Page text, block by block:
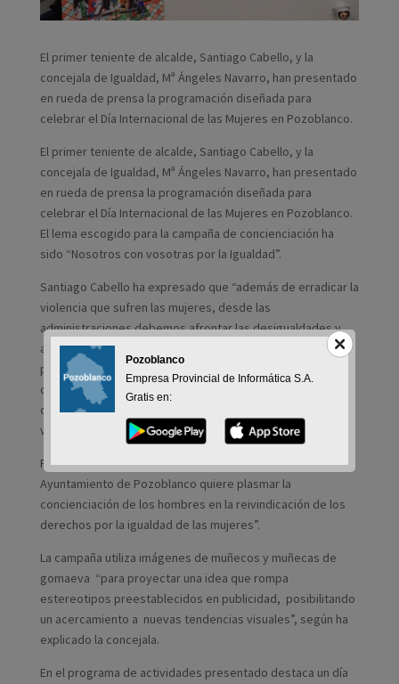
El primer teniente de alcalde, Santiago Cabello, y la
concejala de Igualdad, Mª Ángeles Navarro, han presentado
en rueda de prensa la programación diseñada para
celebrar el Día Internacional de las Mujeres en Pozoblanco.
El primer teniente de alcalde, Santiago Cabello, y la
concejala de Igualdad, Mª Ángeles Navarro, han presentado
en rueda de prensa la programación diseñada para
celebrar el Día Internacional de las Mujeres en Pozoblanco.
El lema escogido para la campaña de concienciación ha
sido “Nosotros con vosotras por la Igualdad”.
Santiago Cabello ha expresado que “además de erradicar la
violencia que sufren las mujeres, desde las
administraciones debemos afrontar las desigualdades y
apoyar la conciliación y corresponsabilidad de la vida
personal, familiar y laboral”. Cabello también ha querido
destacar el papel de la mujer, “esencial para el desarrollo
de la región y del país. Tenemos mujeres emprendedoras,
valientes y con ganas de crear y generar un futuro”.
Por su parte, Mª Ángeles Navarro ha explicado que “el
Ayuntamiento de Pozoblanco quiere plasmar la
concienciación de los hombres en la reivindicación de los
derechos por la igualdad de las mujeres”.
La campaña utiliza imágenes de muñecos y muñecas de
gomaeva “para proyectar una idea que rompa
estereotipos preestablecidos en publicidad, posibilitando
un acercamiento a nuevas tendencias visuales”, según ha
explicado la concejala.
En el programa de actividades presentado destaca un día
Pozoblanco
Empresa Provincial de Informática S.A.
Gratis en: